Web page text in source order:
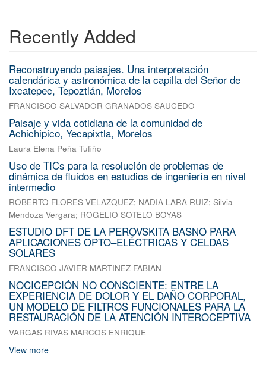
Recently Added
Reconstruyendo paisajes. Una interpretación
calendárica y astronómica de la capilla del Señor de
Ixcatepec, Tepoztlán, Morelos
FRANCISCO SALVADOR GRANADOS SAUCEDO
Paisaje y vida cotidiana de la comunidad de
Achichipico, Yecapixtla, Morelos
Laura Elena Peña Tufiño
Uso de TICs para la resolución de problemas de
dinámica de fluidos en estudios de ingeniería en nivel
intermedio
ROBERTO FLORES VELAZQUEZ; NADIA LARA RUIZ; Silvia
Mendoza Vergara; ROGELIO SOTELO BOYAS
ESTUDIO DFT DE LA PEROVSKITA BASNO PARA
APLICACIONES OPTO–ELÉCTRICAS Y CELDAS
SOLARES
FRANCISCO JAVIER MARTINEZ FABIAN
NOCICEPCIÓN NO CONSCIENTE: ENTRE LA
EXPERIENCIA DE DOLOR Y EL DAÑO CORPORAL,
UN MODELO DE FILTROS FUNCIONALES PARA LA
RESTAURACIÓN DE LA ATENCIÓN INTEROCEPTIVA
VARGAS RIVAS MARCOS ENRIQUE
View more